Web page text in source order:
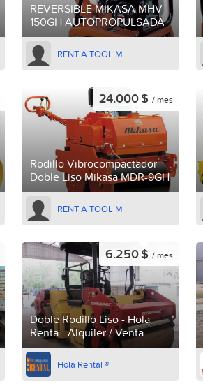
REVERSIBLE MIKASA MHV
150GH AUTOPROPULSADA
RENT A TOOL M
Rodillo Vibrocompactador
Doble Liso Mikasa MDR-9GH
24.000 $ / mes
RENT A TOOL M
Doble Rodillo Liso - Hola
Renta - Alquiler / Venta
6.250 $ / mes
Hola Rental ®